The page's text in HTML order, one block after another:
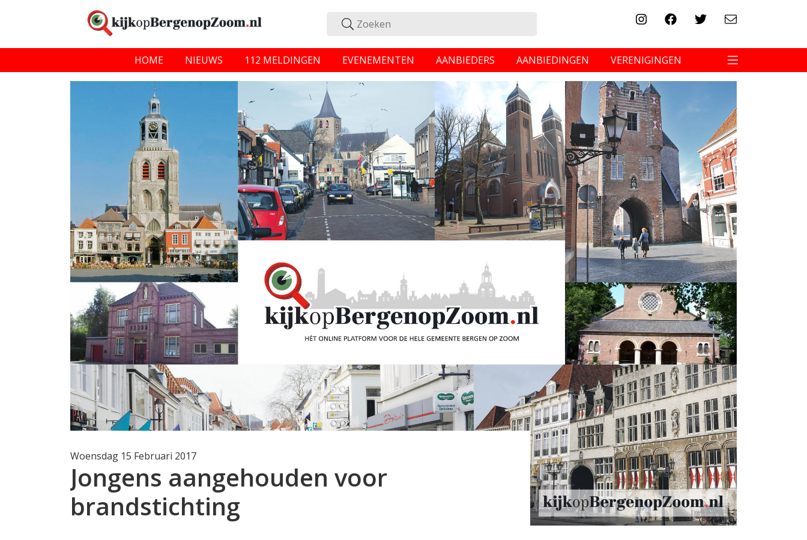
HOME NIEUWS 112 MELDINGEN EVENEMENTEN AANBIEDERS AANBIEDINGEN VERENIGINGEN
Woensdag 15 Februari 2017
Jongens aangehouden voor
brandstichting